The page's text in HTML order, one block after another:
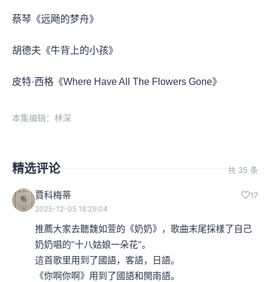
蔡琴《远飏的梦舟》
胡德夫《牛背上的小孩》
皮特·西格《Where Have All The Flowers Gone》
本集编辑：林深
精选评论 共 35 条
賈科梅蒂 17
2025-12-05 18:29:04
推薦大家去聽魏如萱的《奶奶》，歌曲末尾採樣了自己
奶奶唱的“十八姑娘一朵花”。
這首歌里用到了國語，客語，日語。
《你啊你啊》用到了國語和閩南語。